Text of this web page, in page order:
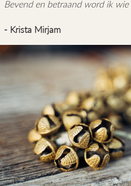
Bevend en betraand word ik wie
- Krista Mirjam